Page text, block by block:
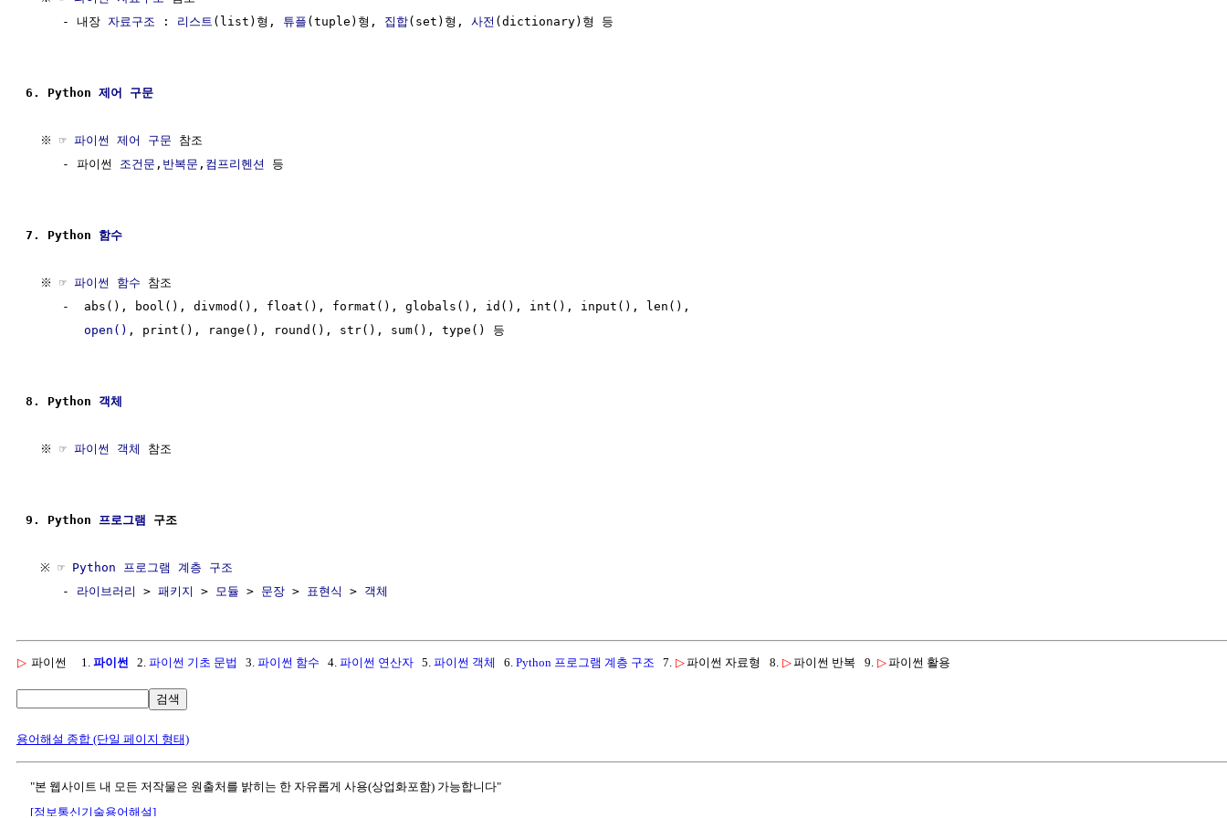
     - 내장
자료구조 : 리스트 (list)형, 튜플 (tuple)형, 집합(set)형, 사전 (dictionary)형 등
6. Python 제어 구문
  ※ ☞
파이썬 제어 구문 참조
     - 파이썬
조건문 , 반복문 , 컴프리헨션 등
7. Python 함수
  ※ ☞
파이썬 함수 참조
     -  abs(), bool(), divmod(), float(), format(), globals(), id(), int(), input(), len(),
open() , print(), range(), round(), str(), sum(), type() 등
8. Python 객체
  ※ ☞
파이썬 객체 참조
9. Python 프로그램 구조
  ※ ☞
Python 프로그램 계층 구조
     -
라이브러리 > 패키지 > 모듈 > 문장 > 표현식 > 객체
▷ 파이썬 1. 파이썬 2. 파이썬 기초 문법 3. 파이썬 함수 4. 파이썬 연산자 5. 파이썬 객체 6. Python 프로그램 계층 구조 7. ▷파이썬 자료형 8. ▷파이썬 반복 9. ▷파이썬 활용
검색
용어해설 종합 (단일 페이지 형태)
"본 웹사이트 내 모든 저작물은 원출처를 밝히는 한 자유롭게 사용(상업화포함) 가능합니다"
[정보통신기술용어해설]